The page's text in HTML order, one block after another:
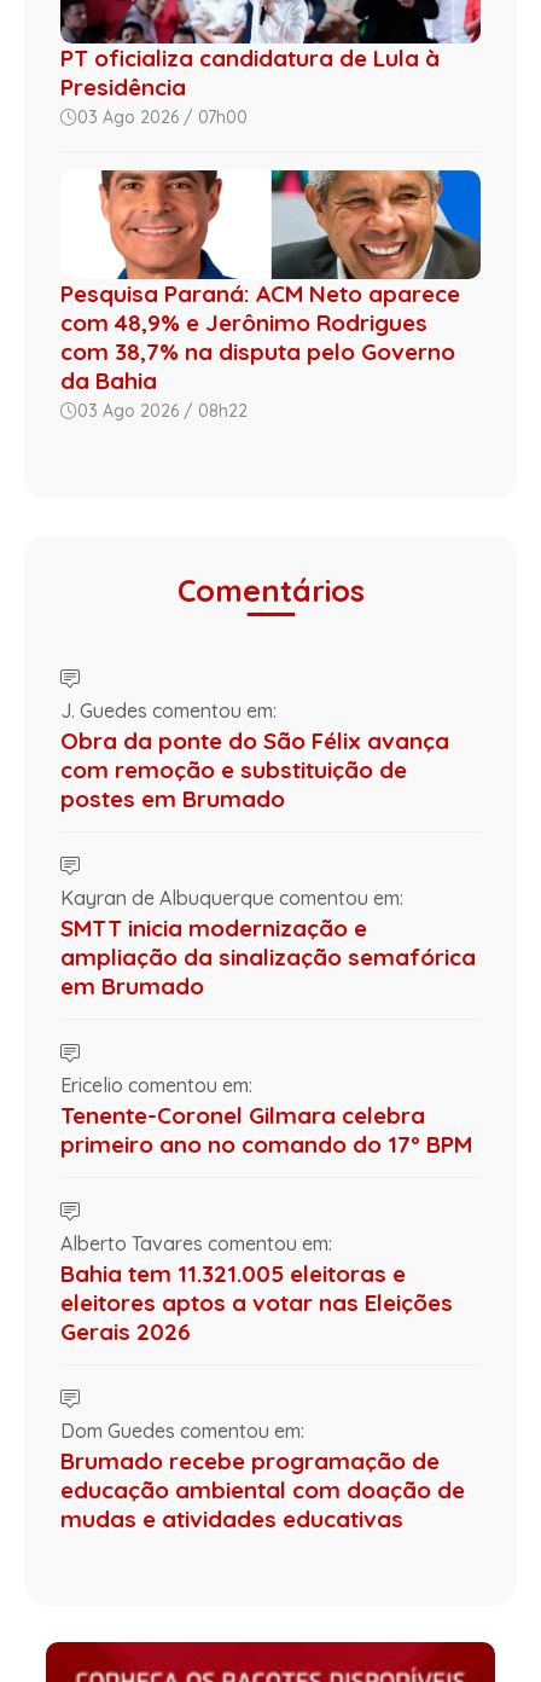
PT oficializa candidatura de Lula à
Presidência
03 Ago 2026 / 07h00
Pesquisa Paraná: ACM Neto aparece
com 48,9% e Jerônimo Rodrigues
com 38,7% na disputa pelo Governo
da Bahia
03 Ago 2026 / 08h22
Comentários
J. Guedes comentou em:
Obra da ponte do São Félix avança
com remoção e substituição de
postes em Brumado
Kayran de Albuquerque comentou em:
SMTT inicia modernização e
ampliação da sinalização semafórica
em Brumado
Ericelio comentou em:
Tenente-Coronel Gilmara celebra
primeiro ano no comando do 17º BPM
Alberto Tavares comentou em:
Bahia tem 11.321.005 eleitoras e
eleitores aptos a votar nas Eleições
Gerais 2026
Dom Guedes comentou em:
Brumado recebe programação de
educação ambiental com doação de
mudas e atividades educativas